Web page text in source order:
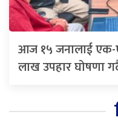
आज १५ जनालाई
लाख उपहार घोषणा